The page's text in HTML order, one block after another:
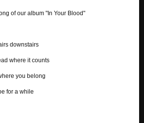
of our album "In Your Blood"
downstairs
where it counts
you belong
for a while